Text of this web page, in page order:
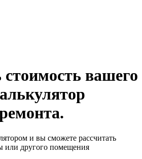
стоимость вашего
и вы сможете рассчитать
или другого помещения